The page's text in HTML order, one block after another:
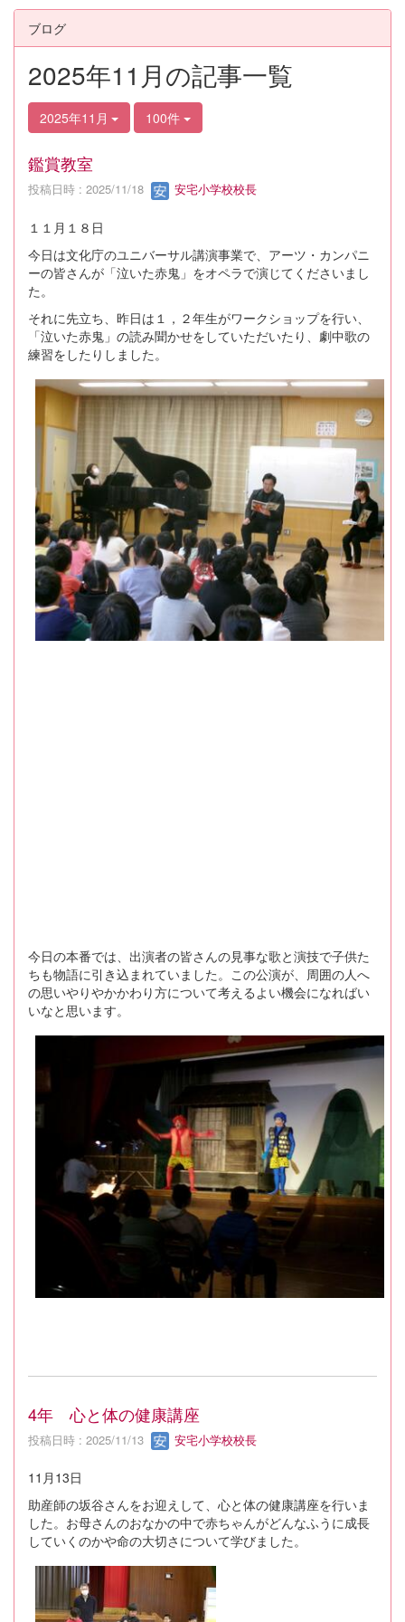
ブログ
2025年11月の記事一覧
2025年11月 100件
鑑賞教室
投稿日時 : 2025/11/18 安宅小学校校長
１１月１８日
今日は文化庁のユニバーサル講演事業で、アーツ・カンパニ
ーの皆さんが「泣いた赤鬼」をオペラで演じてくださいまし
た。
それに先立ち、昨日は１，２年生がワークショップを行い、
「泣いた赤鬼」の読み聞かせをしていただいたり、劇中歌の
練習をしたりしました。
今日の本番では、出演者の皆さんの見事な歌と演技で子供た
ちも物語に引き込まれていました。この公演が、周囲の人へ
の思いやりやかかわり方について考えるよい機会になればい
いなと思います。
4年 心と体の健康講座
投稿日時 : 2025/11/13 安宅小学校校長
11月13日
助産師の坂谷さんをお迎えして、心と体の健康講座を行いま
した。お母さんのおなかの中で赤ちゃんがどんなふうに成長
していくのかや命の大切さについて学びました。